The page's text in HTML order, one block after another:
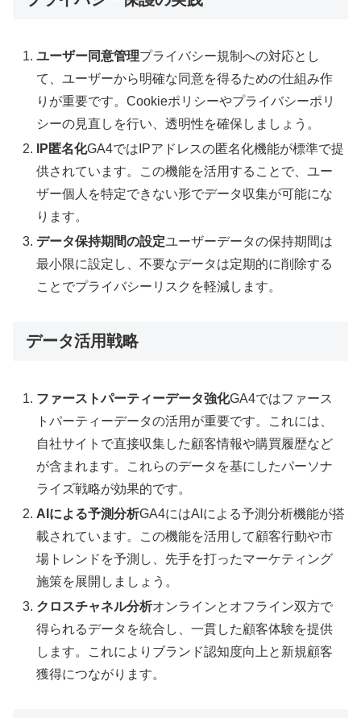
ユーザー同意管理プライバシー規制への対応とし
て、ユーザーから明確な同意を得るための仕組み作
りが重要です。Cookieポリシーやプライバシーポリ
シーの見直しを行い、透明性を確保しましょう。
IP匿名化GA4ではIPアドレスの匿名化機能が標準で提
供されています。この機能を活用することで、ユー
ザー個人を特定できない形でデータ収集が可能にな
ります。
データ保持期間の設定ユーザーデータの保持期間は
最小限に設定し、不要なデータは定期的に削除する
ことでプライバシーリスクを軽減します。
データ活用戦略
ファーストパーティーデータ強化GA4ではファース
トパーティーデータの活用が重要です。これには、
自社サイトで直接収集した顧客情報や購買履歴など
が含まれます。これらのデータを基にしたパーソナ
ライズ戦略が効果的です。
AIによる予測分析GA4にはAIによる予測分析機能が搭
載されています。この機能を活用して顧客行動や市
場トレンドを予測し、先手を打ったマーケティング
施策を展開しましょう。
クロスチャネル分析オンラインとオフライン双方で
得られるデータを統合し、一貫した顧客体験を提供
します。これによりブランド認知度向上と新規顧客
獲得につながります。